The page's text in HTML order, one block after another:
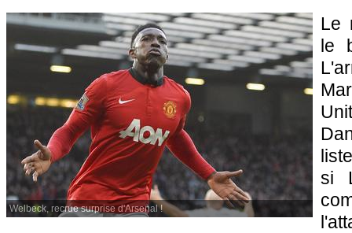
Welbeck, recrue surprise d'Arsenal !
Le
le
si